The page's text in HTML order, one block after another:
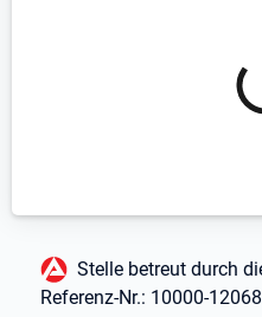
Fußbereich
Stelle betreut durch
Referenz-Nr.: 10000-